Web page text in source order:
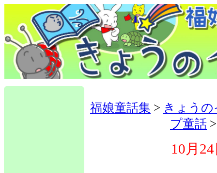
福娘童話集 > きょう
プ童話
10月